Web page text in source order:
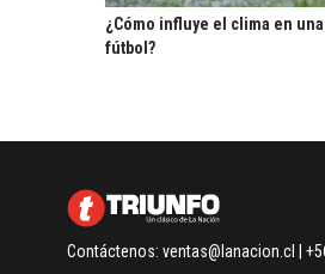
¿Cómo influye el clima en
fútbol?
Contáctenos: ventas@lanacion.cl |